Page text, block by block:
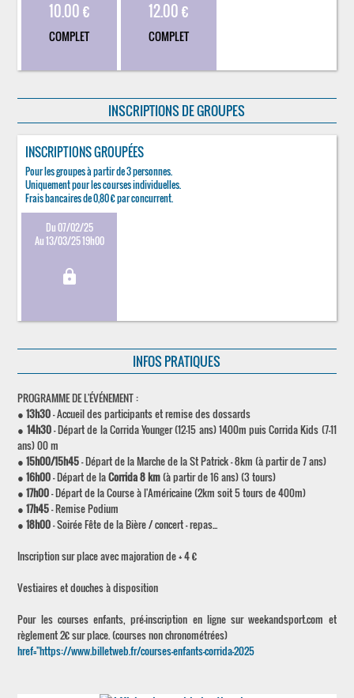
10.00 €
COMPLET
12.00 €
COMPLET
INSCRIPTIONS DE GROUPES
INSCRIPTIONS GROUPÉES
Pour les groupes à partir de 3 personnes.
Uniquement pour les courses individuelles.
Frais bancaires de 0,80 € par concurrent.
Du 07/02/25
Au 13/03/25 19h00
lock
INFOS PRATIQUES
PROGRAMME DE L'ÉVÉNEMENT :
●13h30- Accueil des participants et remise des dossards
● 14h30- Départ de la Corrida Younger (12-15 ans) 1400m puis Corrida Kids (7-11
ans) 00 m
●15h00/15h45- Départ de la Marche de la St Patrick - 8km (à partir de 7 ans)
●16h00- Départ de laCorrida 8 km(à partir de 16 ans) (3 tours)
●17h00- Départ de la Course à l'Américaine (2km soit 5 tours de 400m)
●17h45- Remise Podium
●18h00- Soirée Fête de la Bière / concert - repas...
Inscription sur place avec majoration de + 4 €
Vestiaires et douches à disposition
Pour les courses enfants, pré-inscription en ligne sur weekandsport.com et
règlement 2€ sur place. (courses non chronométrées)
href="https://www.billetweb.fr/courses-enfants-corrida-2025